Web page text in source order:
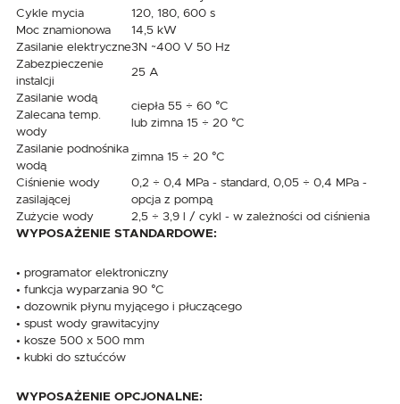
Cykle mycia
120, 180, 600 s
Moc znamionowa
14,5 kW
Zasilanie elektryczne3N ~400 V 50 Hz
Zabezpieczenie
instalcji
25 A
Zasilanie wodą
Zalecana temp.
wody
ciepła 55 ÷ 60 °C
lub zimna 15 ÷ 20 °C
Zasilanie podnośnika
wodą
zimna 15 ÷ 20 °C
Ciśnienie wody
zasilającej
0,2 ÷ 0,4 MPa - standard, 0,05 ÷ 0,4 MPa -
opcja z pompą
Zużycie wody
2,5 ÷ 3,9 l / cykl - w zależności od ciśnienia
WYPOSAŻENIE STANDARDOWE:
• programator elektroniczny
• funkcja wyparzania 90 °C
• dozownik płynu myjącego i płuczącego
• spust wody grawitacyjny
• kosze 500 x 500 mm
• kubki do sztućców
WYPOSAŻENIE OPCJONALNE: